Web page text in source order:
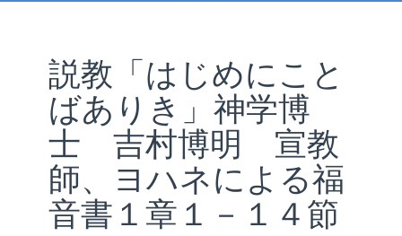
説教「はじめにこと
ばありき」神学博
士 吉村博明 宣教
師、ヨハネによる福
音書１章１－１４節